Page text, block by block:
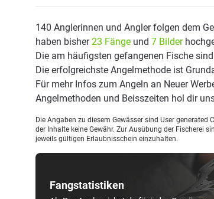
Fangstatistiken
140 Anglerinnen und Angler folgen dem
haben bisher23 Fänge und 7 Bilder
Die am häufigsten gefangenen Fische
Die erfolgreichste Angelmethode ist
Für mehr Infos zum Angeln an Neuer
Angelmethoden und Beisszeiten hol dir
Die Angaben zu diesem Gewässer sind User
der Inhalte keine Gewähr. Zur Ausübung der Fischerei
jeweils gültigen Erlaubnisschein einzuhalten.